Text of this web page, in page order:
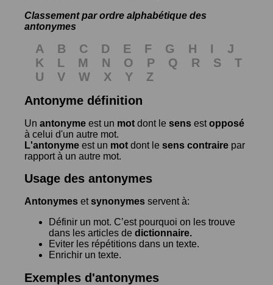
Classement par ordre alphabétique des
antonymes
A B C D E F G H I
J
K
L M N O P Q R S
T
U
V W X Y
Z
Antonyme définition
Un antonyme est un mot dont le sens estopposé
à celui d'un autre mot.
L'antonyme est un mot dont le sens contraire par
rapport à un autre mot.
Usage des antonymes
Antonymes etsynonymes servent à:
Définir un mot. C’est pourquoi on les trouve
dans les articles de dictionnaire.
Eviter les répétitions dans un texte.
Enrichir un texte.
Exemples d'antonymes